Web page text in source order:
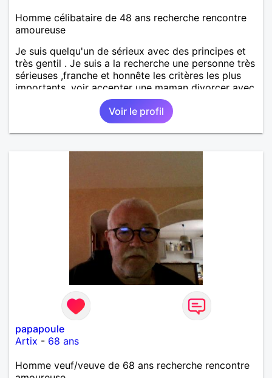
Homme célibataire de 48 ans recherche rencontre
amoureuse
Je suis quelqu'un de sérieux avec des principes et
très gentil . Je suis a la recherche une personne très
sérieuses ,franche et honnête les critères les plus
importants, voir accepter une maman divorcer avec
son enfant il n y a aucun problème. S' abstenir au
personne non sérieuse merci. Recherche dans un
premier temps dialogue et apprendre à connaître la
personne puis dans un deuxième temps relation plus
protection dans les casino supermarché. en CDI
Mes passions. Sont la robotique ,vtt ,Echeque
,astronomie . Service militaire belfort 35 régiment d
infanterie et engager sur 5 ans.de (1998 a 2003.)
Divers je fait en moyenne 6 km de marche par jour
a pieds. A la fin de mon travail a mon domicile. J 'ai
un rêve cet de construire une vie a deux en
harmonie. Si je pourrais lui décrocher la lune je le
ferais. A chaque fois que je vois un beau ciel étoilé
je rêve d' être avec quelqu'un.
Voir le profil
papapoule
Artix - 68 ans
Homme veuf/veuve de 68 ans recherche rencontre